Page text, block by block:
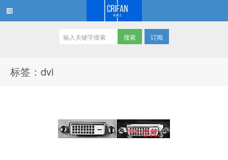
订阅
标签：dvi